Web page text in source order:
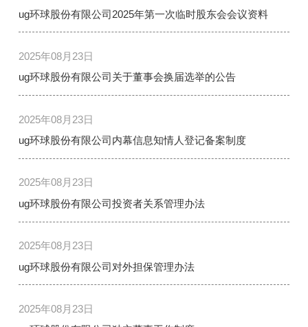
ug环球股份有限公司2025年第一次临时股东会会议资料
2025年08月23日
ug环球股份有限公司关于董事会换届选举的公告
2025年08月23日
ug环球股份有限公司内幕信息知情人登记备案制度
2025年08月23日
ug环球股份有限公司投资者关系管理办法
2025年08月23日
ug环球股份有限公司对外担保管理办法
2025年08月23日